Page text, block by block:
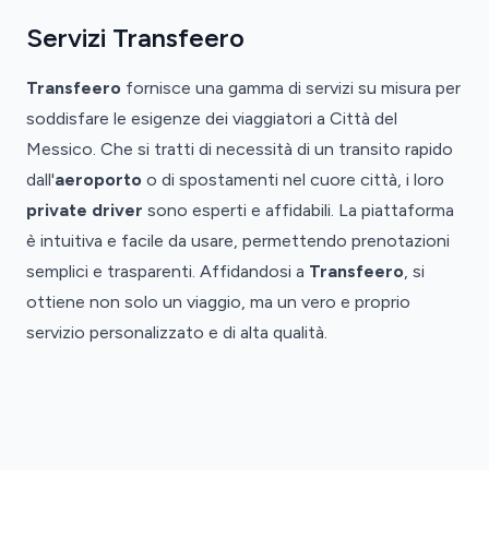
Servizi Transfeero
Transfeero fornisce una gamma di servizi su misura per
soddisfare le esigenze dei viaggiatori a Città del
Messico. Che si tratti di necessità di un transito rapido
dall'aeroporto o di spostamenti nel cuore città, i loro
private driver sono esperti e affidabili. La piattaforma
è intuitiva e facile da usare, permettendo prenotazioni
semplici e trasparenti. Affidandosi a Transfeero, si
ottiene non solo un viaggio, ma un vero e proprio
servizio personalizzato e di alta qualità.
Aeroporto
Aeroporto
Città
del